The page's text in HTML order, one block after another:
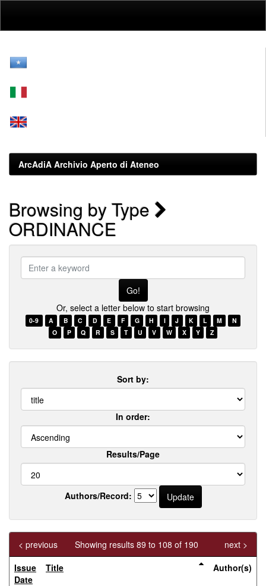
ArcAdiA Archivio Aperto di Ateneo
Browsing by Type
ORDINANCE
keyword
Or, select a letter below to start browsing
0-9 A B C D E F G H I J K L M
N
O
P Q R S T U V W X Y Z
Sort by:
In order:
Results/Page
Authors/Record:
Showing results 89 to 108 of 190
< previous
next >
Issue
Date
Title Author(s)